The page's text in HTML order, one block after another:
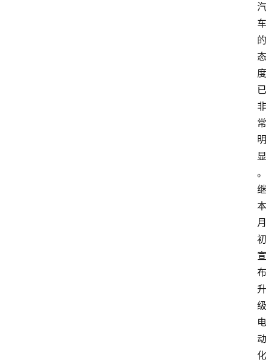
汽
车
的
态
度
已
非
常
明
显
。
继
本
月
初
宣
布
升
级
电
动
化